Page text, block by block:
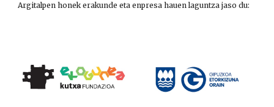
Argitalpen honek erakunde eta enpresa hauen laguntza jaso du: